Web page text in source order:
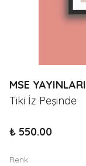
MSE YAYINLARI
Tiki İz Peşinde
₺ 550.00
Renk